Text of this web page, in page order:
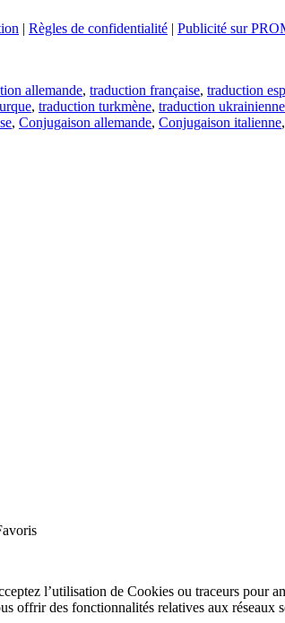
| Règles de confidentialité | Publicité sur
allemande, traduction française, traduction
, traduction turkmène, traduction ukrainienne
, Conjugaison allemande, Conjugaison italienne,
l’utilisation de Cookies ou traceurs pour
offrir des fonctionnalités relatives aux réseaux